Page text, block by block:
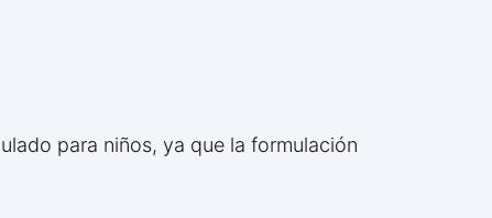
para niños, ya que la formulación